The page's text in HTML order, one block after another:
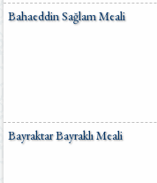
Bahaeddin Sağlam Meali
Bayraktar Bayraklı Meali